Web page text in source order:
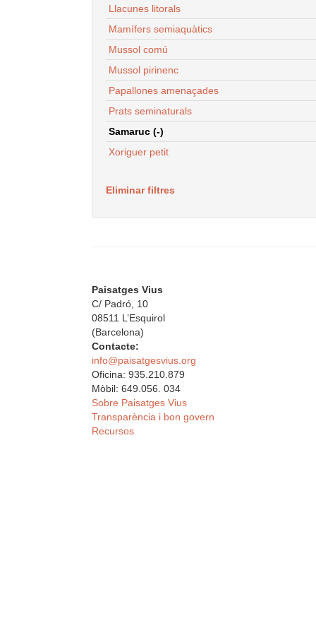
Llacunes litorals
Mamífers semiaquàtics
Mussol comú
Mussol pirinenc
Papallones amenaçades
Prats seminaturals
Samaruc (-)
Xoriguer petit
Eliminar filtres
Paisatges Vius
C/ Padró, 10
08511 L’Esquirol
(Barcelona)
Contacte:
info@paisatgesvius.org
Oficina: 935.210.879
Mòbil: 649.056. 034
Sobre Paisatges Vius
Transparència i bon govern
Recursos